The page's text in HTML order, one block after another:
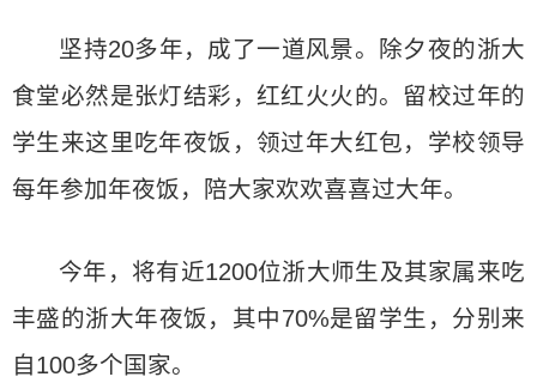
坚持20多年，成了一道风景。除夕夜的浙大
食堂必然是张灯结彩，红红火火的。留校过年的
学生来这里吃年夜饭，领过年大红包，学校领导
每年参加年夜饭，陪大家欢欢喜喜过大年。
今年，将有近1200位浙大师生及其家属来吃
丰盛的浙大年夜饭，其中70%是留学生，分别来
自100多个国家。